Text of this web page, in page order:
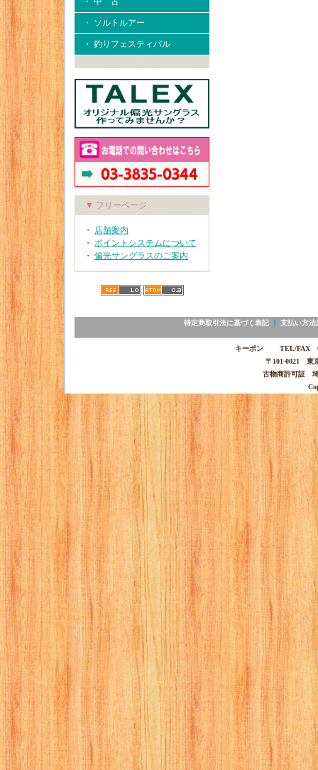
・ ソルトルアー
・ 釣りフェスティバル
▼ フリーページ
・ 店舗案内
・ ポイントシステムについて
・ 偏光サングラスのご案内
特定商取引法に基づく表記｜ 支払い方法
キーポン TEL/FAX
〒101-0021 東
古物商許可証